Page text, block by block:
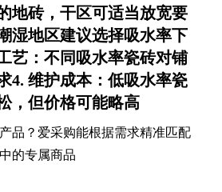
地砖，干区可适当放宽要
湿地区建议选择吸水率下
艺 ：不同吸水率瓷砖对铺
4. 维护成本：低吸水率瓷
，但价格可能略高
品？爱采购能根据需求精准匹配
的专属商品